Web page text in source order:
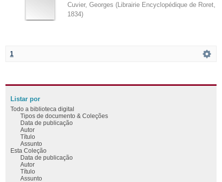
Cuvier, Georges ( Librairie Encyclopédique de Roret
1834)
1
Listar por
Todo a biblioteca digital
Tipos de documento & Coleções
Data de publicação
Autor
Título
Assunto
Esta Coleção
Data de publicação
Autor
Título
Assunto